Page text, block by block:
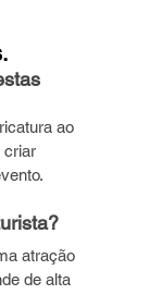
ao
criar
atração
de alta